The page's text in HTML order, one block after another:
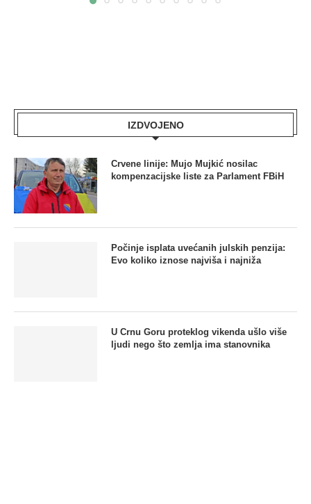
IZDVOJENO
Crvene linije: Mujo Mujkić nosilac
kompenzacijske liste za Parlament FBiH
Počinje isplata uvećanih julskih penzija:
Evo koliko iznose najviša i najniža
U Crnu Goru proteklog vikenda ušlo više
ljudi nego što zemlja ima stanovnika